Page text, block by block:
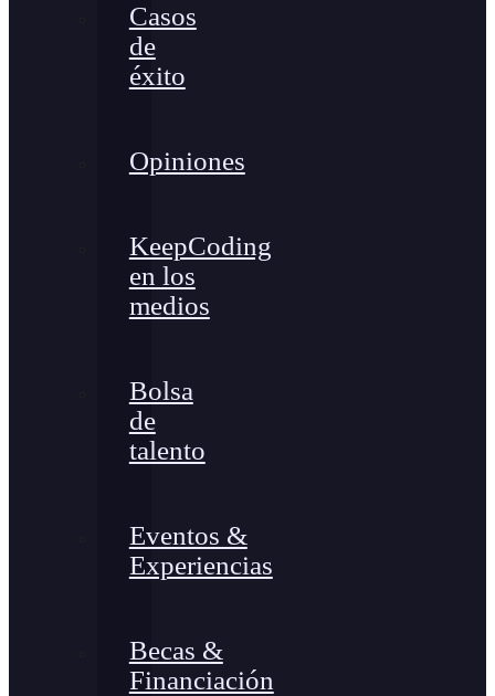
Casos
de
éxito
Opiniones
KeepCoding
en los
medios
Bolsa
de
talento
Eventos &
Experiencias
Becas &
Financiación